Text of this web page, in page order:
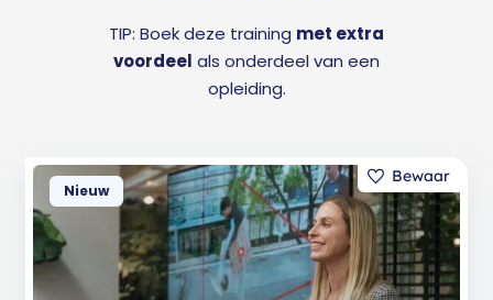
TIP: Boek deze training met extra
voordeel als onderdeel van een
opleiding.
Nieuw